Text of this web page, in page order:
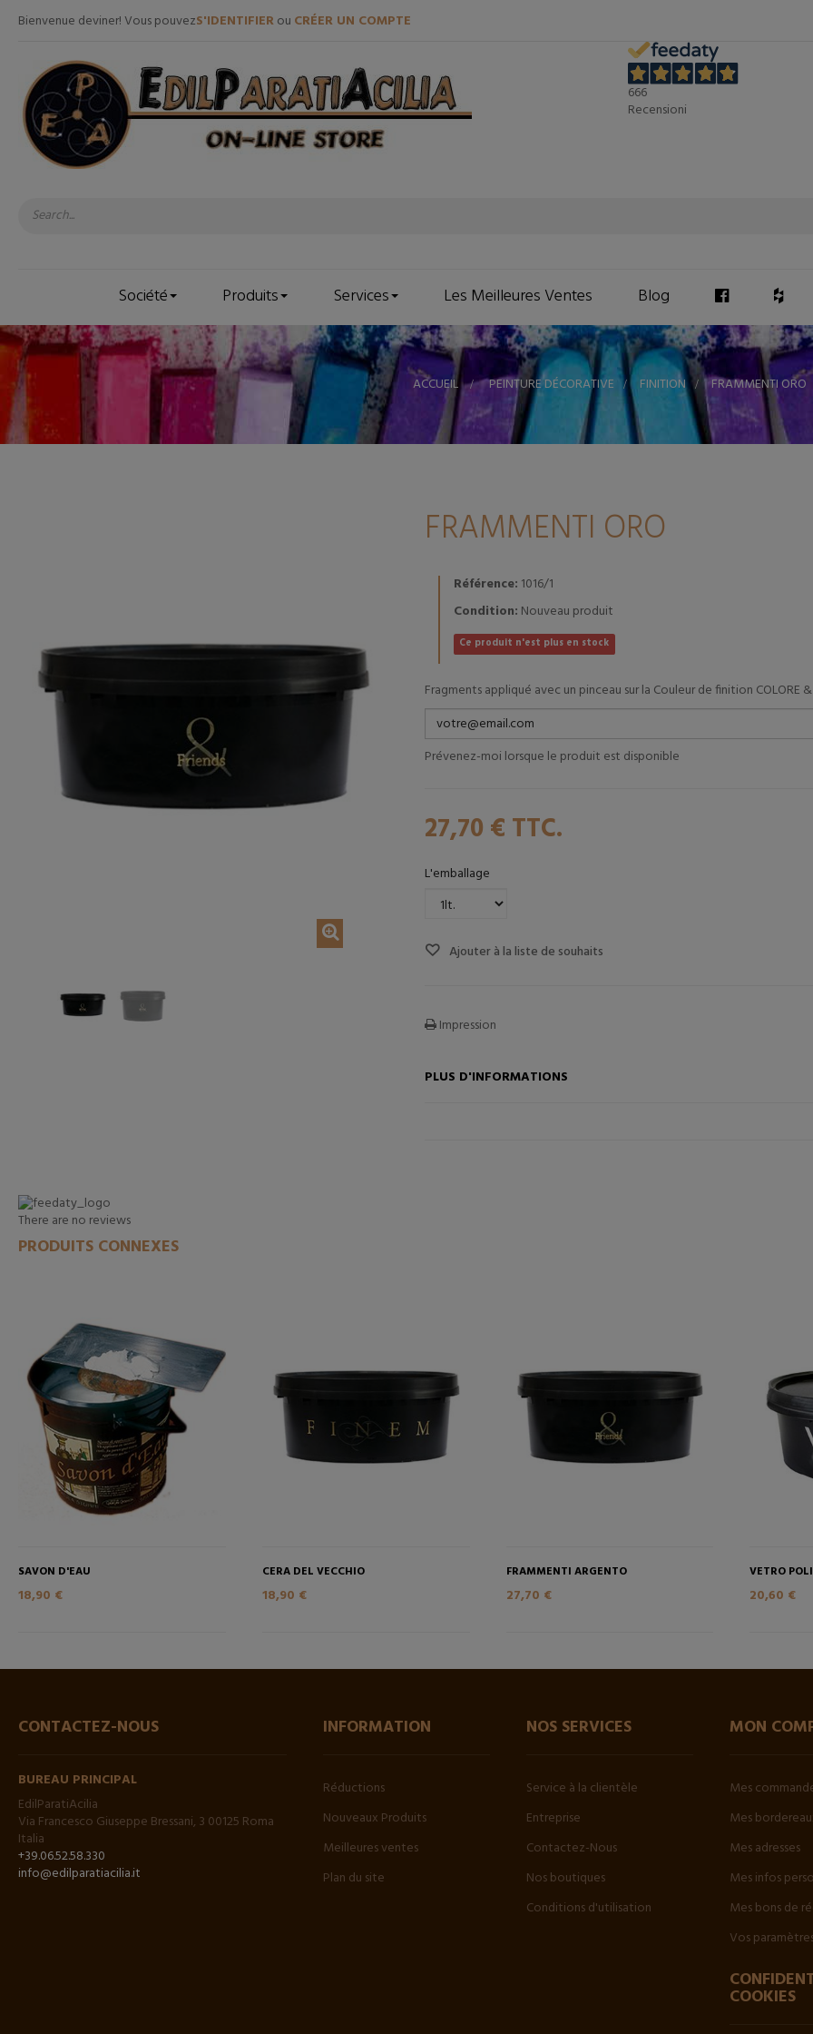
Bienvenue deviner! Vous pouvezS'IDENTIFIERou CRÉER UN COMPTE
666
Recensioni
Société Produits Services Les Meilleures Ventes Blog
ACCUEIL > PEINTURE DÉCORATIVE > FINITION > FRAMMENTI ORO
FRAMMENTI ORO
Référence: 1016/1
Condition: Nouveau produit
Ce produit n'est plus en stock
Fragments appliqué avec un pinceau sur la Couleur de finition COLORE
Prévenez-moi lorsque le produit est disponible
27,70 € TTC.
L'emballage
Ajouter à la liste de souhaits
Impression
PLUS D'INFORMATIONS
There are no reviews
PRODUITS CONNEXES
Rupture de stock
SAVON D'EAU
18,90 €
AJOUTER AU PANIER
CERA DEL VECCHIO
18,90 €
FRAMMENTI ARGENTO
27,70 €
VETRO POLI
20,60 €
CONTACTEZ-NOUS
BUREAU PRINCIPAL
EdilParatiAcilia
Via Francesco Giuseppe Bressani, 3 00125 Roma
Italia
+39.06.52.58.330
info@edilparatiacilia.it
INFORMATION
Réductions
Nouveaux Produits
Meilleures ventes
Plan du site
NOS SERVICES
Service à la clientèle
Entreprise
Contactez-Nous
Nos boutiques
Conditions d'utilisation
MON
Mes
Mes
Mes adresses
Mes infos
Mes bons de
Vos
COOKIES